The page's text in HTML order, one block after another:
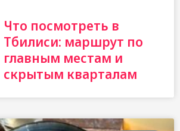
Что посмотреть в
Тбилиси: маршрут по
главным местам и
скрытым кварталам